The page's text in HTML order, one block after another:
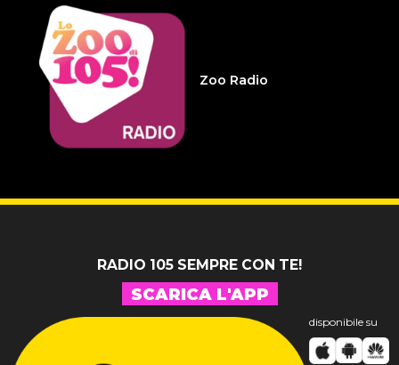
14 LUGLIO 2026
Infameria Telefonica -
Sospensione patente
Zoo Radio
RADIO 105 SEMPRE CON TE!
SCARICA L'APP
disponibile su